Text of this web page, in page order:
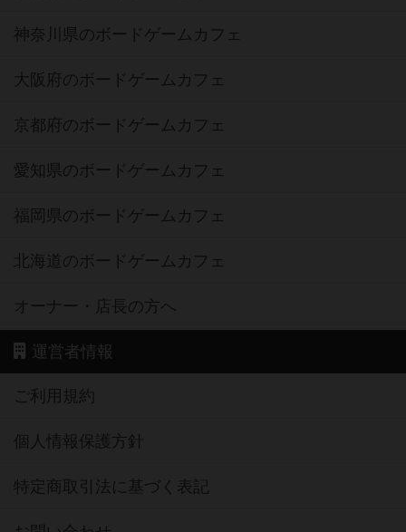
神奈川県のボードゲームカフェ
大阪府のボードゲームカフェ
京都府のボードゲームカフェ
愛知県のボードゲームカフェ
福岡県のボードゲームカフェ
北海道のボードゲームカフェ
オーナー・店長の方へ
運営者情報
ご利用規約
個人情報保護方針
特定商取引法に基づく表記